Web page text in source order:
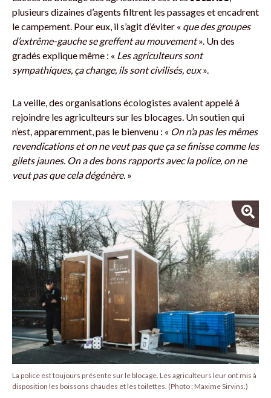
plusieurs dizaines d’agents filtrent les passages et encadrent
le campement. Pour eux, il s’agit d’éviter « que des groupes
d’extrême-gauche se greffent au mouvement». Un des
gradés explique même : « Les agriculteurs sont
sympathiques, ça change, ils sont civilisés, eux».
La veille, des organisations écologistes avaient appelé à
rejoindre les agriculteurs sur les blocages. Un soutien qui
n’est, apparemment, pas le bienvenu : « On n’a pas les mêmes
revendications et on ne veut pas que ça se finisse comme les
gilets jaunes. On a des bons rapports avec la police, on ne
veut pas que cela dégénère. »
La police est toujours présente sur le blocage. Les agriculteurs leur ont mis à
disposition les boissons chaudes et les toilettes. (Photo : Maxime Sirvins.)